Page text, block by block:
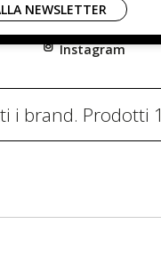
Spedizione
Instagram
i brand. Prodotti
NEWSLETTER